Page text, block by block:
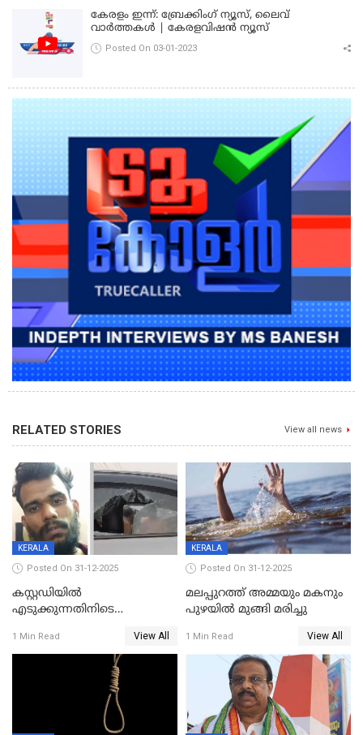
കേരളം ഇന്ന്: ബ്രേക്കിംഗ് ന്യൂസ്, ലൈവ്
വാർത്തകൾ | കേരളവിഷൻ ന്യൂസ്
Posted On 03-01-2023
RELATED STORIES View all news
KERALA
Posted On 31-12-2025
കസ്റ്റഡിയിൽ
എടുക്കുന്നതിനിടെ
വധശ്രമക്കേസ് പ്രതി പിടിയിൽ
1 Min Read View All
KERALA
Posted On 31-12-2025
മലപ്പുറത്ത് അമ്മയും മകനും
പുഴയിൽ മുങ്ങി മരിച്ചു
1 Min Read View All